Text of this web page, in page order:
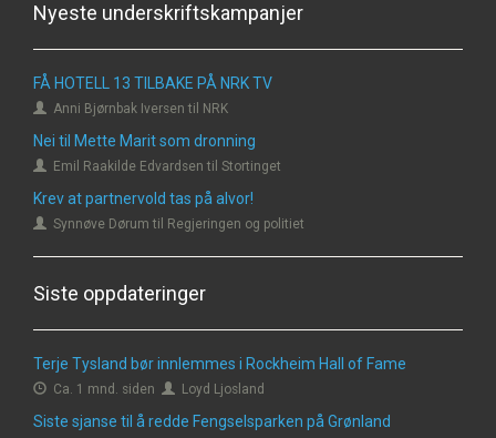
Nyeste underskriftskampanjer
FÅ HOTELL 13 TILBAKE PÅ NRK TV
Anni Bjørnbak Iversen til NRK
Nei til Mette Marit som dronning
Emil Raakilde Edvardsen til Stortinget
Krev at partnervold tas på alvor!
Synnøve Dørum til Regjeringen og politiet
Siste oppdateringer
Terje Tysland bør innlemmes i Rockheim Hall of Fame
Ca. 1 mnd. siden Loyd Ljosland
Siste sjanse til å redde Fengselsparken på Grønland